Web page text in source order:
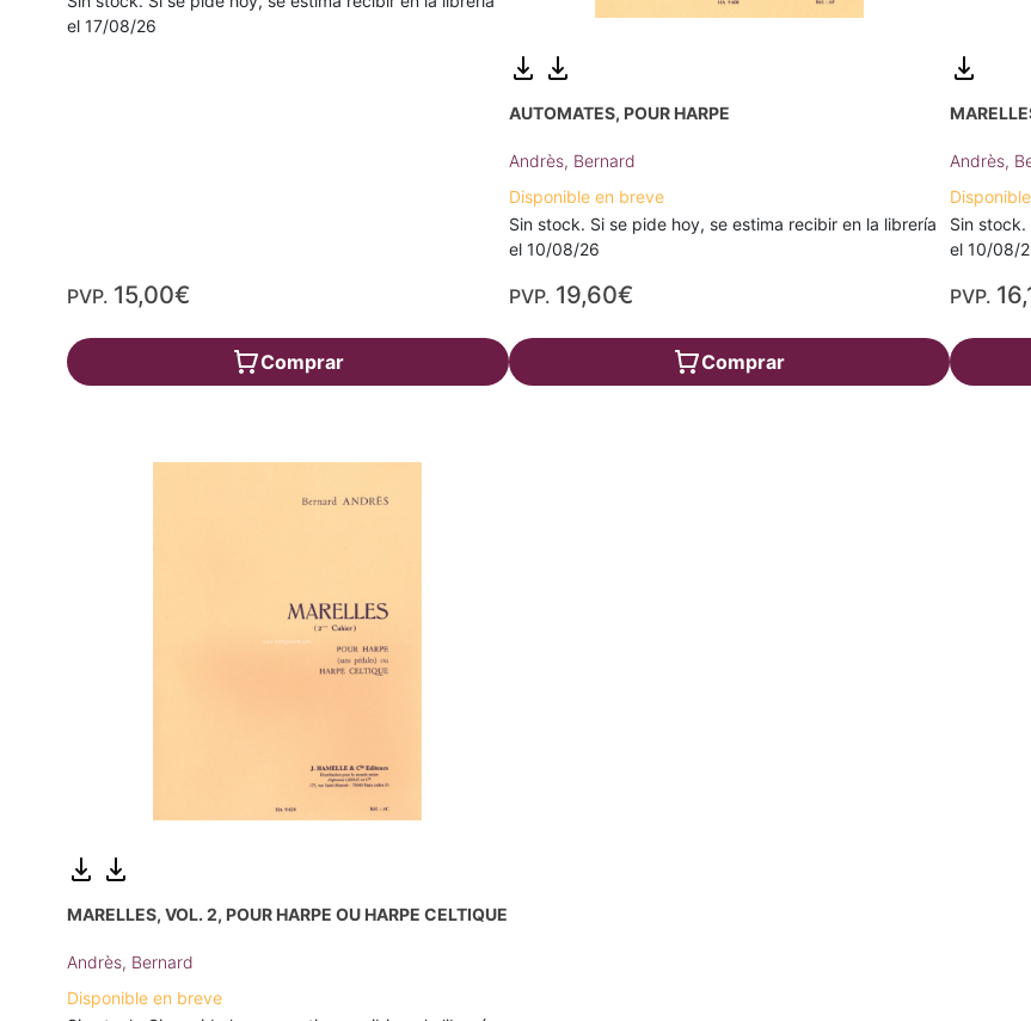
el 17/08/26
PVP. 15,00€
Comprar
AUTOMATES, POUR HARPE
Andrès, Bernard
Disponible en breve
Sin stock. Si se pide hoy, se estima recibir en la librería
el 10/08/26
PVP. 19,60€
Comprar
Andrès,
Sin
el 10/08/
PVP.
MARELLES, VOL. 2, POUR HARPE OU HARPE CELTIQUE
Andrès, Bernard
Disponible en breve